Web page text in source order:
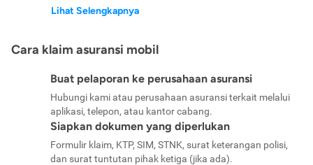
Lihat Selengkapnya
Cara klaim asuransi mobil
Buat pelaporan ke perusahaan asuransi
Hubungi kami atau perusahaan asuransi terkait melalui
aplikasi, telepon, atau kantor cabang.
Siapkan dokumen yang diperlukan
Formulir klaim, KTP, SIM, STNK, surat keterangan polisi,
dan surat tuntutan pihak ketiga (jika ada).